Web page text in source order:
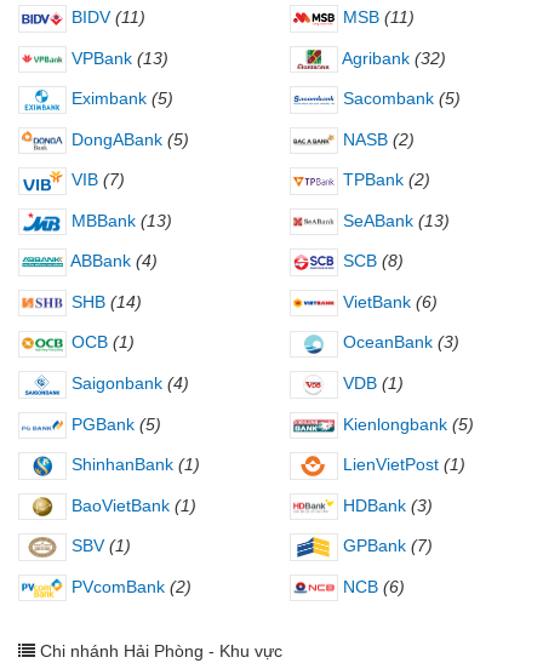
BIDV (11) MSB (11)
VPBank (13) Agribank (32)
Eximbank (5) Sacombank (5)
DongABank (5) NASB (2)
VIB (7) TPBank (2)
MBBank (13) SeABank (13)
ABBank (4) SCB (8)
SHB (14) VietBank (6)
OCB (1) OceanBank (3)
Saigonbank (4) VDB (1)
PGBank (5) Kienlongbank (5)
ShinhanBank (1) LienVietPost (1)
BaoVietBank (1) HDBank (3)
SBV (1) GPBank (7)
PVcomBank (2) NCB (6)
Chi nhánh Hải Phòng - Khu vực